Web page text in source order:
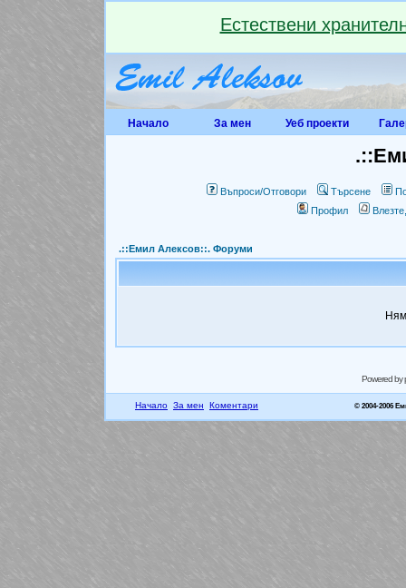
Естествени
Начало За мен Уеб проекти
Въпроси/Отговори Търсене
Профил
.::Емил Алексов::. Форуми
Powered by
Начало За мен Коментари © 2004-2006